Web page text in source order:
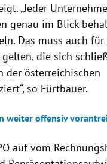
„Jeder
genau im Blick
Das muss auch für
die sich
der österreichischen
so Fürtbauer.
weiter offensiv
auf vom